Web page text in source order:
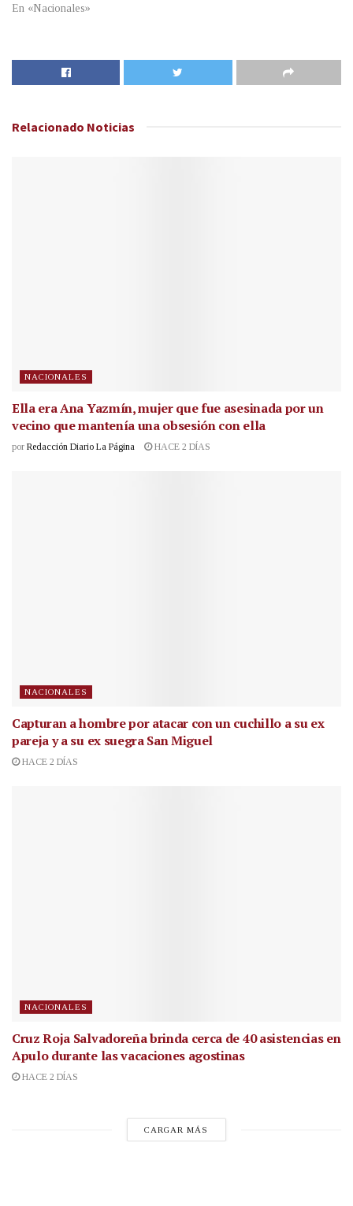
En «Nacionales»
Relacionado Noticias
NACIONALES
Ella era Ana Yazmín, mujer que fue asesinada por un
vecino que mantenía una obsesión con ella
por Redacción Diario La Página HACE 2 DÍAS
NACIONALES
Capturan a hombre por atacar con un cuchillo a su ex
pareja y a su ex suegra San Miguel
HACE 2 DÍAS
NACIONALES
Cruz Roja Salvadoreña brinda cerca de 40 asistencias en
Apulo durante las vacaciones agostinas
HACE 2 DÍAS
CARGAR MÁS